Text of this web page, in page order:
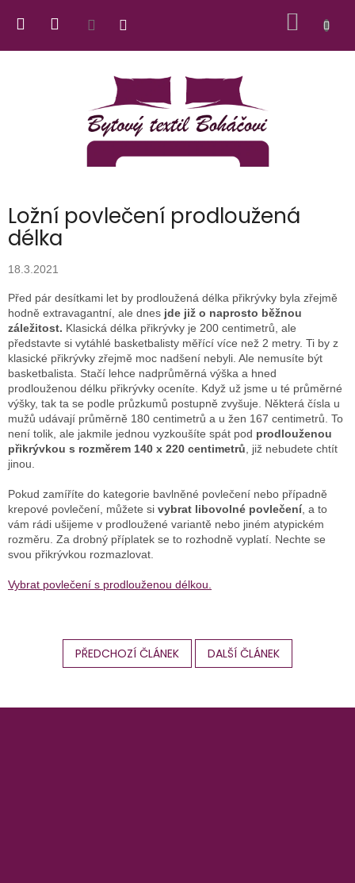
Ložní povlečení prodloužená
délka
18.3.2021
Před pár desítkami let by prodloužená délka přikrývky byla zřejmě
hodně extravagantní, ale dnes jde již o naprosto běžnou
záležitost. Klasická délka přikrývky je 200 centimetrů, ale
představte si vytáhlé basketbalisty měřící více než 2 metry. Ti by z
klasické přikrývky zřejmě moc nadšení nebyli. Ale nemusíte být
basketbalista. Stačí lehce nadprůměrná výška a hned
prodlouženou délku přikrývky oceníte. Když už jsme u té průměrné
výšky, tak ta se podle průzkumů postupně zvyšuje. Některá čísla u
mužů udávají průměrně 180 centimetrů a u žen 167 centimetrů. To
není tolik, ale jakmile jednou vyzkoušíte spát pod prodlouženou
přikrývkou s rozměrem 140 x 220 centimetrů , již nebudete chtít
jinou.
Pokud zamíříte do kategorie bavlněné povlečení nebo případně
krepové povlečení, můžete si vybrat libovolné povlečení, a to
vám rádi ušijeme v prodloužené variantě nebo jiném atypickém
rozměru. Za drobný příplatek se to rozhodně vyplatí. Nechte se
svou přikrývkou rozmazlovat.
Vybrat povlečení s prodlouženou délkou.
PŘEDCHOZÍ ČLÁNEK DALŠÍ ČLÁNEK